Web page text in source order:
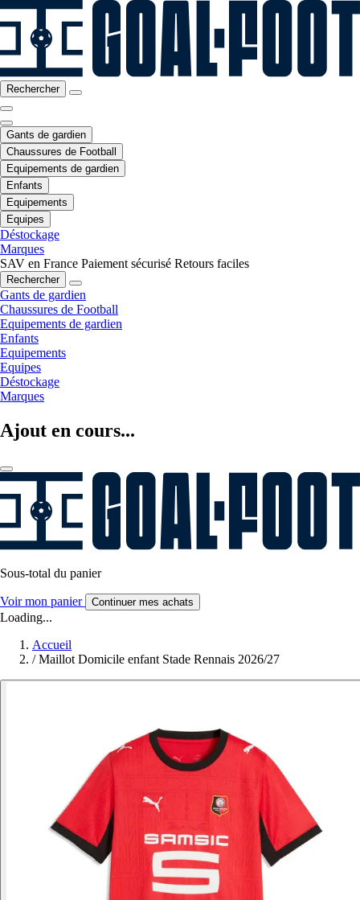
Rechercher
Gants de gardien
Chaussures de Football
Equipements de gardien
Enfants
Equipements
Equipes
Déstockage
Marques
SAV en France Paiement sécurisé Retours faciles
Rechercher
Gants de gardien
Chaussures de Football
Equipements de gardien
Enfants
Equipements
Equipes
Déstockage
Marques
Ajout en cours...
Sous-total du panier
Voir mon panier Continuer mes achats
Loading...
Accueil
/ Maillot Domicile enfant Stade Rennais 2026/27